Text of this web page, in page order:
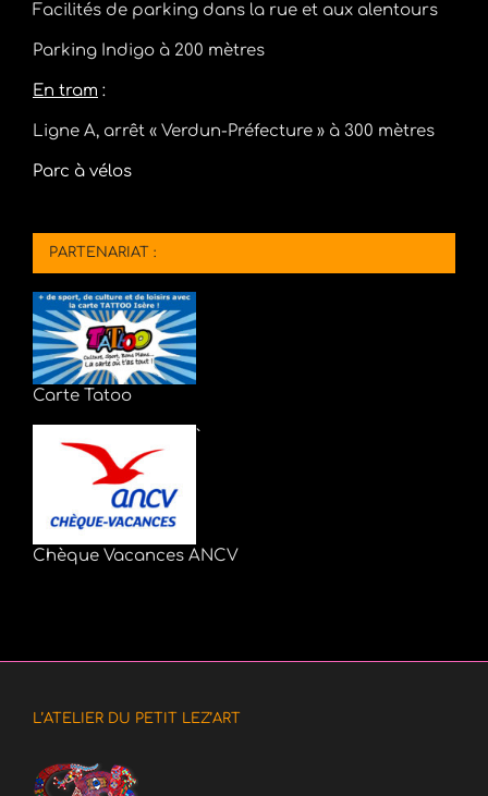
Facilités de parking dans la rue et aux alentours
Parking Indigo à 200 mètres
En tram :
Ligne A, arrêt « Verdun-Préfecture » à 300 mètres
Parc à vélos
PARTENARIAT :
Carte Tatoo
`
Chèque Vacances ANCV
L’ATELIER DU PETIT LEZ’ART